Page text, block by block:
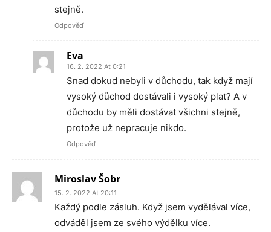
stejně.
Odpověď
Eva
16. 2. 2022 At 0:21
Snad dokud nebyli v důchodu, tak když mají
vysoký důchod dostávali i vysoký plat? A v
důchodu by měli dostávat všichni stejně,
protože už nepracuje nikdo.
Odpověď
Miroslav Šobr
15. 2. 2022 At 20:11
Každý podle zásluh. Když jsem vydělával více,
odváděl jsem ze svého výdělku více.